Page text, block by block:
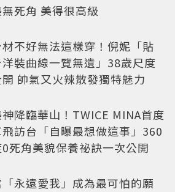
死角 美得很高級
不好無法這樣穿！倪妮「貼
裝曲線一覽無遺」38歲尺度
開 帥氣又火辣散發獨特魅力
神降臨華山！TWICE MINA首度
飛訪台「自曝最想做這事」360
0死角美貌保養祕訣一次公開
「永遠愛我」成為最可怕的願